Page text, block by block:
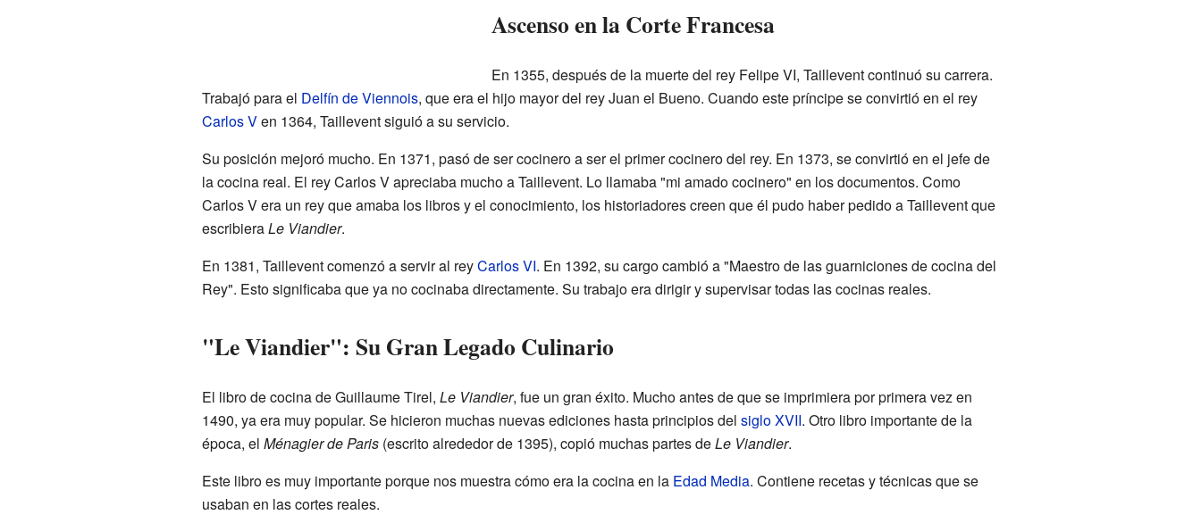
Ascenso en la Corte Francesa
En 1355, después de la muerte del rey Felipe VI, Taillevent continuó su carrera.
Trabajó para el Delfín de Viennois, que era el hijo mayor del rey Juan el Bueno. Cuando este príncipe se convirtió en el rey
Carlos Ven 1364, Taillevent siguió a su servicio.
Su posición mejoró mucho. En 1371, pasó de ser cocinero a ser el primer cocinero del rey. En 1373, se convirtió en el jefe de
la cocina real. El rey Carlos V apreciaba mucho a Taillevent. Lo llamaba "mi amado cocinero" en los documentos. Como
Carlos V era un rey que amaba los libros y el conocimiento, los historiadores creen que él pudo haber pedido a Taillevent que
escribieraLe Viandier.
En 1381, Taillevent comenzó a servir al reyCarlos VI. En 1392, su cargo cambió a "Maestro de las guarniciones de cocina del
Rey". Esto significaba que ya no cocinaba directamente. Su trabajo era dirigir y supervisar todas las cocinas reales.
"Le Viandier": Su Gran Legado Culinario
El libro de cocina de Guillaume Tirel, Le Viandier, fue un gran éxito. Mucho antes de que se imprimiera por primera vez en
1490, ya era muy popular. Se hicieron muchas nuevas ediciones hasta principios del siglo XVII. Otro libro importante de la
época, el Ménagier de Paris(escrito alrededor de 1395), copió muchas partes deLe Viandier.
Este libro es muy importante porque nos muestra cómo era la cocina en la Edad Media. Contiene recetas y técnicas que se
usaban en las cortes reales.